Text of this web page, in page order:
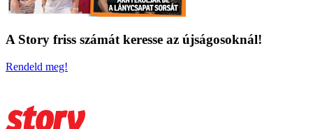
A Story friss számát keresse az újságosoknál!
Rendeld meg!